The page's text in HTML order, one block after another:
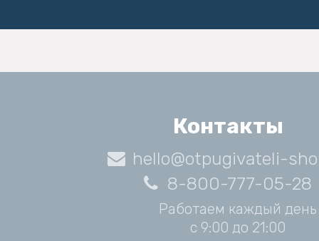
Контакты
hello@otpugivateli-
8-800-777-05-28
Работаем каждый день
с 9:00 до 21:00